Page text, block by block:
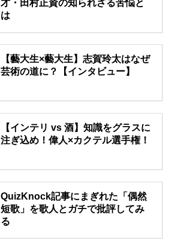
才・田村正資の知られざる苦悩と
は
【藝大生×藝大生】志賀玲太はなぜ
芸術の道に？【インタビュー】
【インテリ vs 酒】知識をグラスに
注ぎ込め！偉人×カクテル選手権！
QuizKnock記事にまぎれた「偶然
短歌」を歌人とガチで批評してみ
る